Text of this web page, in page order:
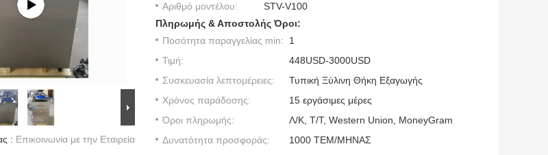
: Επικοινωνία με την Εταιρεία
Αριθμό μοντέλου:
STV-V100
Πληρωμής & Αποστολής Όροι:
Ποσότητα παραγγελίας min:
1
Τιμή:
448USD-3000USD
Συσκευασία λεπτομέρειες:
Τυπική Ξύλινη Θήκη Εξαγωγής
Χρόνος παράδοσης:
15 εργάσιμες μέρες
Όροι πληρωμής:
Λ/Κ, Τ/Τ, Western Union, MoneyGram
Δυνατότητα προσφοράς:
1000 ΤΕΜ/ΜΗΝΑΣ